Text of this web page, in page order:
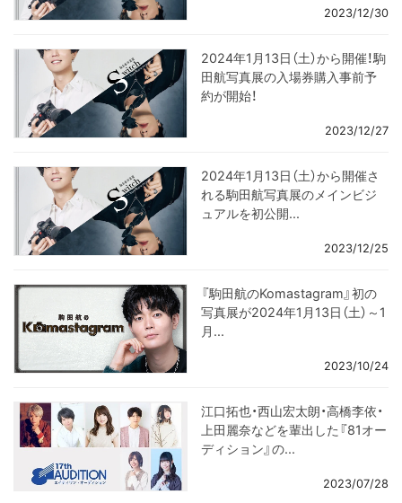
2023/12/30
2024年1月13日（土）から開催！駒
田航写真展の入場券購入事前予
約が開始！
2023/12/27
2024年1月13日（土）から開催さ
れる駒田航写真展のメインビジ
ュアルを初公開...
2023/12/25
『駒田航のKomastagram』初の
写真展が2024年1月13日（土）～1
月...
2023/10/24
江口拓也・西山宏太朗・高橋李依・
上田麗奈などを輩出した『81オー
ディション』の...
2023/07/28